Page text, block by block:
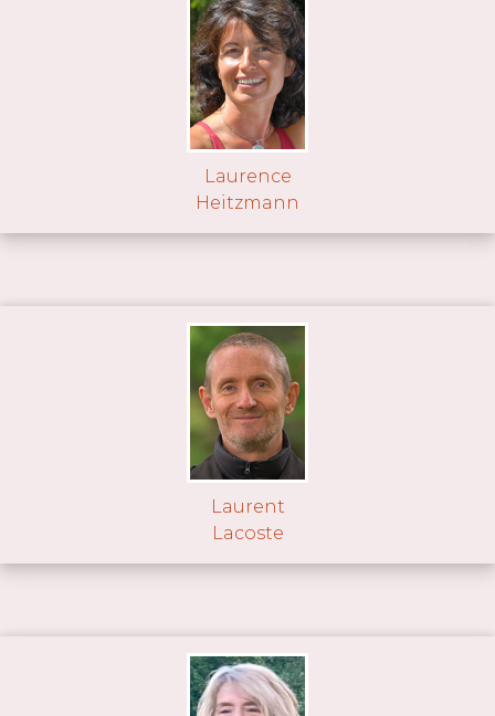
Laurence
Heitzmann
Laurent
Lacoste